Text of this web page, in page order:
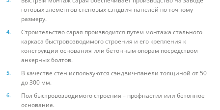
готовых элементов стеновых сэндвич-панелей по точному
размеру.
Строительство сарая производится путем монтажа стального
каркаса быстровозводимого строения и его крепления к
конструкции основания или бетонным опорам посредством
анкерных болтов.
В качестве стен используются сэндвич-панели толщиной от 50
до 300 мм.
Пол быстровозводимого строения – профнастил или бетонное
основание.